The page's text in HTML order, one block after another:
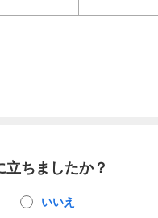
立ちましたか？
いいえ